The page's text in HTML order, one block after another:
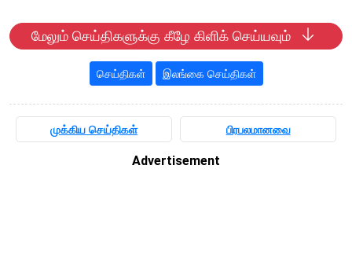
மேலும் செய்திகளுக்கு கீழே கிளிக் செய்யவும்
செய்திகள் இலங்கை செய்திகள்
முக்கிய செய்திகள் பிரபலமானவை
Advertisement